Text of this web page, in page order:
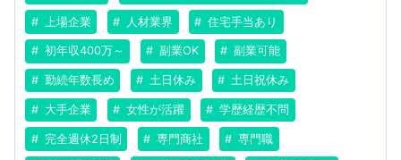
上場企業 人材業界 住宅手当あり
初年収400万～ 副業OK 副業可能
勤続年数長め 土日休み 土日祝休み
大手企業 女性が活躍 学歴経歴不問
完全週休2日制 専門商社 専門職